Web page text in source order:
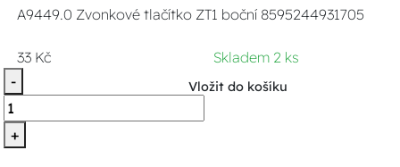
A9449.0 Zvonkové tlačítko ZT1 boční 8595244931705
33 Kč
Skladem 2 ks
-
+
Vložit do košíku